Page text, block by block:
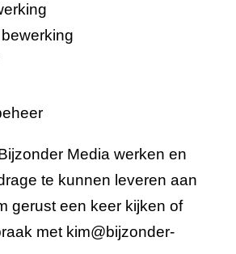
Media werken en
te kunnen leveren aan
gerust een keer kijken of
met kim@bijzonder-